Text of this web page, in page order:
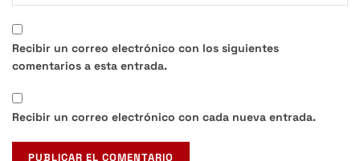
Recibir un correo electrónico con los siguientes
comentarios a esta entrada.
Recibir un correo electrónico con cada nueva entrada.